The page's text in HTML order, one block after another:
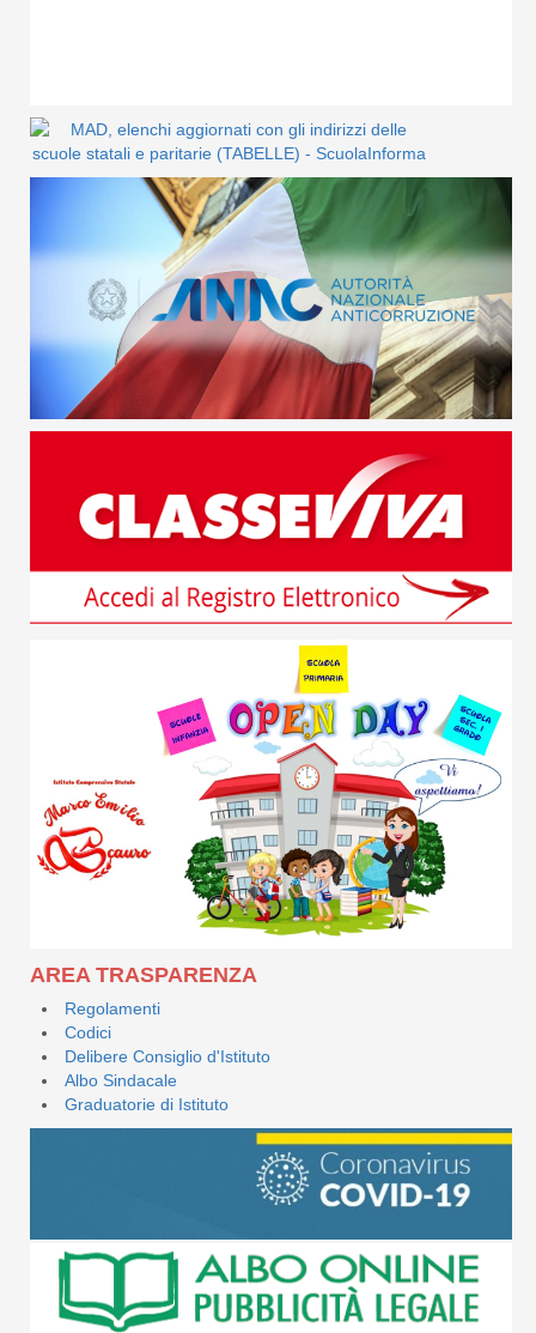
AREA TRASPARENZA
Regolamenti
Codici
Delibere Consiglio d'Istituto
Albo Sindacale
Graduatorie di Istituto